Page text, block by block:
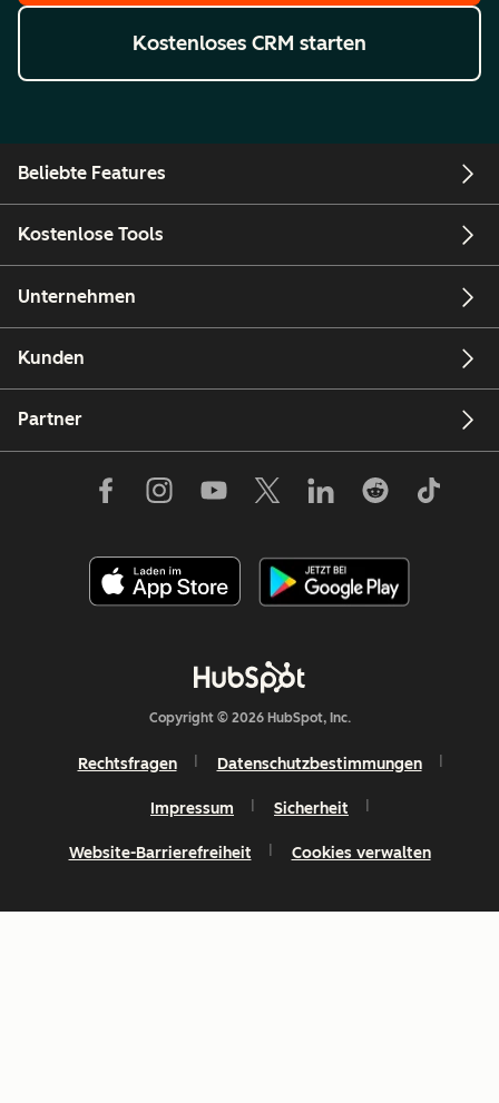
Kostenloses CRM starten
Beliebte Features
Kostenlose Tools
Unternehmen
Kunden
Partner
Copyright © 2026 HubSpot, Inc.
Rechtsfragen Datenschutzbestimmungen
Impressum Sicherheit
Website-Barrierefreiheit Cookies verwalten